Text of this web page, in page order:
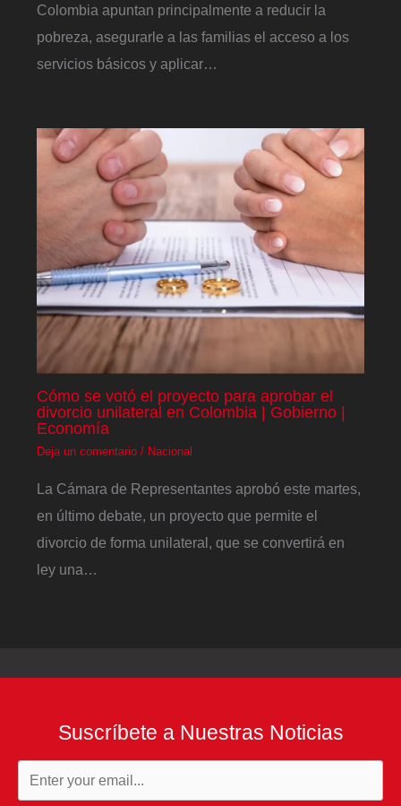
Colombia apuntan principalmente a reducir la
pobreza, asegurarle a las familias el acceso a los
servicios básicos y aplicar…
Cómo se votó el proyecto para aprobar el
divorcio unilateral en Colombia | Gobierno |
Economía
Deja un comentario / Nacional
La Cámara de Representantes aprobó este martes,
en último debate, un proyecto que permite el
divorcio de forma unilateral, que se convertirá en
ley una…
Suscríbete a Nuestras Noticias